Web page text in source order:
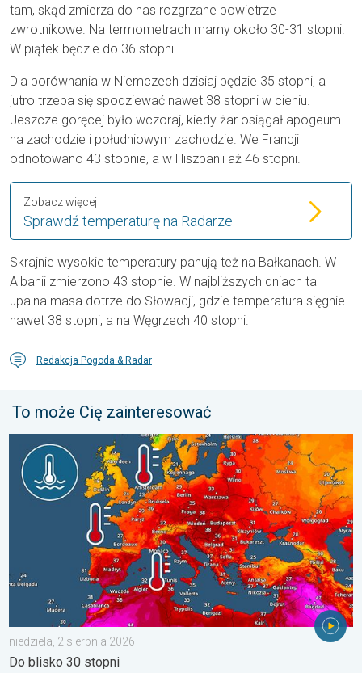
tam, skąd zmierza do nas rozgrzane powietrze
zwrotnikowe. Na termometrach mamy około 30-31 stopni.
W piątek będzie do 36 stopni.
Dla porównania w Niemczech dzisiaj będzie 35 stopni, a
jutro trzeba się spodziewać nawet 38 stopni w cieniu.
Jeszcze goręcej było wczoraj, kiedy żar osiągał apogeum
na zachodzie i południowym zachodzie. We Francji
odnotowano 43 stopnie, a w Hiszpanii aż 46 stopni.
Sprawdź temperaturę na Radarze
Zobacz więcej
Skrajnie wysokie temperatury panują też na Bałkanach. W
Albanii zmierzono 43 stopnie. W najbliższych dniach ta
upalna masa dotrze do Słowacji, gdzie temperatura sięgnie
nawet 38 stopni, a na Węgrzech 40 stopni.
Redakcja Pogoda & Radar
To może Cię zainteresować
Europejskie morza są nadzwyczaj ciepłe. Do blisko 30
niedziela, 2 sierpnia 2026
Do blisko 30 stopni